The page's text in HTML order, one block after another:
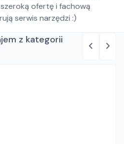
ofertę i fachową
serwis narzędzi :)
z kategorii